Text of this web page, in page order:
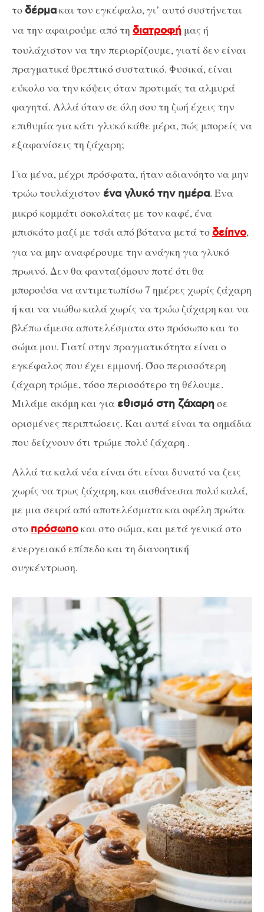
τοδέρμακαι τον εγκέφαλο, γι’ αυτό συστήνεται
να την αφαιρούμε από τη διατροφή μας ή
τουλάχιστον να την περιορίζουμε, γιατί δεν είναι
πραγματικά θρεπτικό συστατικό. Φυσικά, είναι
εύκολο να την κόψεις όταν προτιμάς τα αλμυρά
φαγητά. Αλλά όταν σε όλη σου τη ζωή έχεις την
επιθυμία για κάτι γλυκό κάθε μέρα, πώς μπορείς να
εξαφανίσεις τη ζάχαρη;
Για μένα, μέχρι πρόσφατα, ήταν αδιανόητο να μην
τρώω τουλάχιστον ένα γλυκό την ημέρα. Ένα
μικρό κομμάτι σοκολάτας με τον καφέ, ένα
μπισκότο μαζί με τσάι από βότανα μετά τοδείπνο,
για να μην αναφέρουμε την ανάγκη για γλυκό
πρωινό. Δεν θα φανταζόμουν ποτέ ότι θα
μπορούσα να αντιμετωπίσω 7 ημέρες χωρίς ζάχαρη
ή και να νιώθω καλά χωρίς να τρώω ζάχαρη και να
βλέπω άμεσα αποτελέσματα στο πρόσωπο και το
σώμα μου. Γιατί στην πραγματικότητα είναι ο
εγκέφαλος που έχει εμμονή. Όσο περισσότερη
ζάχαρη τρώμε, τόσο περισσότερο τη θέλουμε.
Μιλάμε ακόμη και για εθισμό στη ζάχαρησε
ορισμένες περιπτώσεις. Και αυτά είναι τα σημάδια
που δείχνουν ότι τρώμε πολύ ζάχαρη .
Αλλά τα καλά νέα είναι ότι είναι δυνατό να ζεις
χωρίς να τρως ζάχαρη, και αισθάνεσαι πολύ καλά,
με μια σειρά από αποτελέσματα και οφέλη πρώτα
στο πρόσωποκαι στο σώμα, και μετά γενικά στο
ενεργειακό επίπεδο και τη διανοητική
συγκέντρωση.